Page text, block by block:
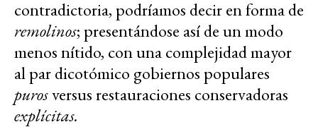
contradictoria, podríamos decir en forma de
remolinos; presentándose así de un modo
menos nítido, con una complejidad mayor
al par dicotómico gobiernos populares
purosversus restauraciones conservadoras
explícitas.